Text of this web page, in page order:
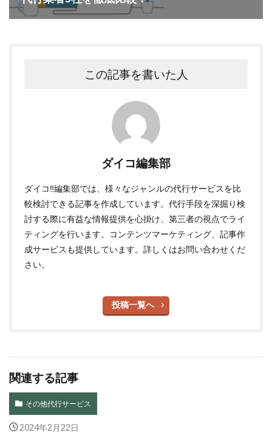
この記事を書いた人
ダイコ編集部
ダイコ‼編集部では、様々なジャンルの代行サービスを比
較検討できる記事を作成しています。代行手段を深掘り検
討する際に有益な情報提供を心掛け、第三者の視点でライ
ティングを行います。コンテンツマーケティング、記事作
成サービスも提供しています。詳しくはお問い合わせくだ
さい。
投稿一覧へ
関連する記事
その他代行サービス
2024年2月22日